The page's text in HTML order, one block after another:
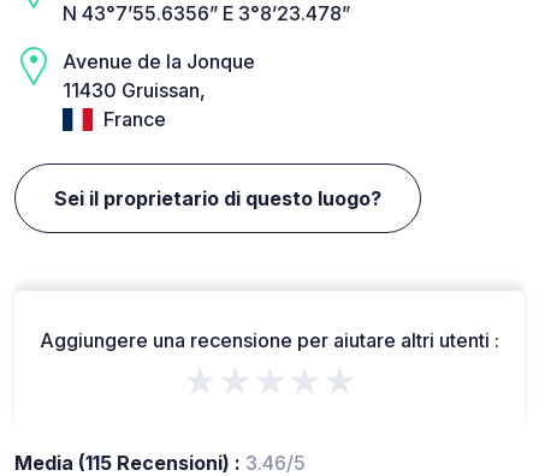
N 43°7’55.6356” E 3°8’23.478”
Avenue de la Jonque
11430 Gruissan,
France
Sei il proprietario di questo luogo?
Aggiungere una recensione per aiutare altri utenti :
★★★★★
Media (115 Recensioni) : 3.46/5